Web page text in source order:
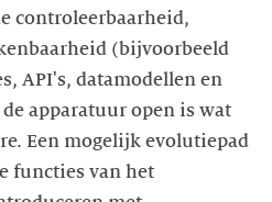
controleerbaarheid,
(bijvoorbeeld
API's, datamodellen en
apparatuur open is wat
Een mogelijk evolutiepad
functies van het